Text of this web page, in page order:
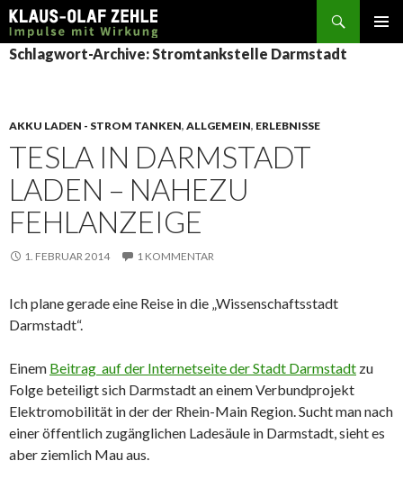
Suchen
SPRINGE
ZUM
Schlagwort-Archive: Stromtankstelle Darmstadt
AKKU LADEN - STROM TANKEN, ALLGEMEIN, ERLEBNISSE
TESLA IN DARMSTADT
LADEN – NAHEZU
FEHLANZEIGE
1. FEBRUAR 2014 1 KOMMENTAR
Ich plane gerade eine Reise in die „Wissenschaftsstadt
Darmstadt“.
Einem Beitrag auf der Internetseite der Stadt Darmstadt zu
Folge beteiligt sich Darmstadt an einem Verbundprojekt
Elektromobilität in der der Rhein-Main Region. Sucht man nach
einer öffentlich zugänglichen Ladesäule in Darmstadt, sieht es
aber ziemlich Mau aus.